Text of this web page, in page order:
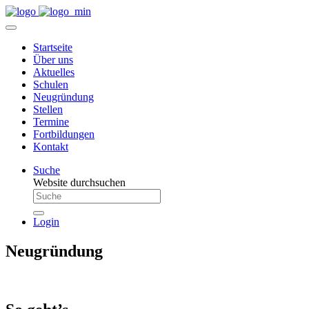
Startseite
Über uns
Aktuelles
Schulen
Neugründung
Stellen
Termine
Fortbildungen
Kontakt
Suche
Website durchsuchen
Login
Neugründung